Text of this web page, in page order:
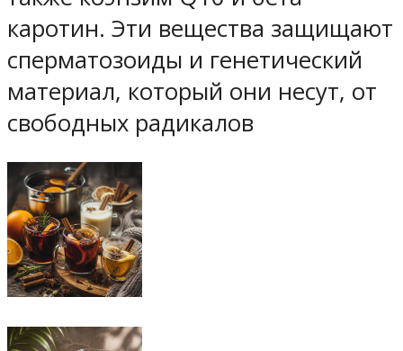
каротин. Эти вещества защищают
сперматозоиды и генетический
материал, который они несут, от
свободных радикалов